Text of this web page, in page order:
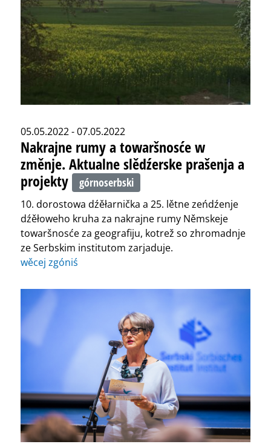
05.05.2022 - 07.05.2022
Nakrajne rumy a towaršnosće w
změnje. Aktualne slědźerske prašenja a
projekty
górnoserbski
10. dorostowa dźěłarnička a 25. lětne zeńdźenje
dźěłoweho kruha za nakrajne rumy Němskeje
towaršnosće za geografiju, kotrež so zhromadnje
ze Serbskim institutom zarjaduje.
wěcej zgóniś